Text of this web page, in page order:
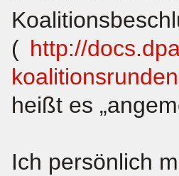
( http://
heißt es
Ich persönlich